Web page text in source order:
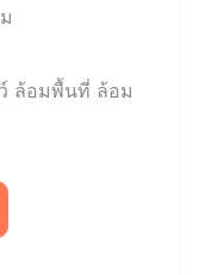
ล้อมพื้นที่ ล้อม